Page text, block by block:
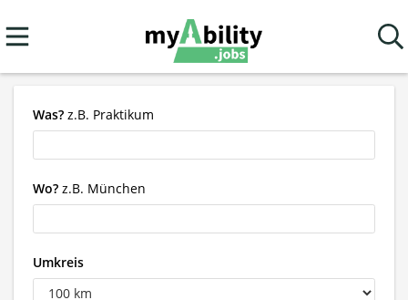
Was? z.B. Praktikum
Wo? z.B. München
Umkreis